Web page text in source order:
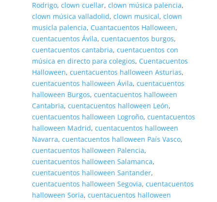
Rodrigo, clown cuellar, clown música palencia,
clown música valladolid, clown musical, clown
musicla palencia, Cuantacuentos Halloween,
cuentacuentos Ávila, cuentacuentos burgos,
cuentacuentos cantabria, cuentacuentos con
música en directo para colegios, Cuentacuentos
Halloween, cuentacuentos halloween Asturias,
cuentacuentos halloween Ávila, cuentacuentos
halloween Burgos, cuentacuentos halloween
Cantabria, cuentacuentos halloween León,
cuentacuentos halloween Logroño, cuentacuentos
halloween Madrid, cuentacuentos halloween
Navarra, cuentacuentos halloween País Vasco,
cuentacuentos halloween Palencia,
cuentacuentos halloween Salamanca,
cuentacuentos halloween Santander,
cuentacuentos halloween Segovia, cuentacuentos
halloween Soria, cuentacuentos halloween